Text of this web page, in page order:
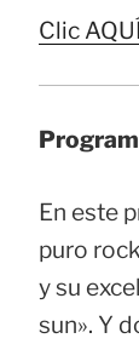
Clic
En este
puro
y su
sun». Y